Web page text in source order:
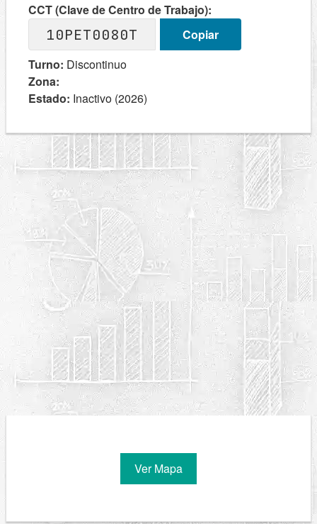
CCT (Clave de Centro de Trabajo):
10PET0080T
Copiar
Turno: Discontinuo
Zona:
Estado: Inactivo (2026)
Ver Mapa